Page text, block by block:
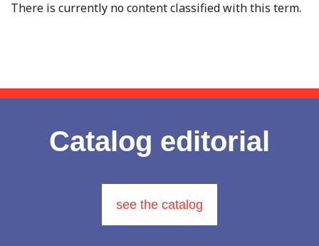
There is currently no content classified with this term.
Catalog editorial
see the catalog